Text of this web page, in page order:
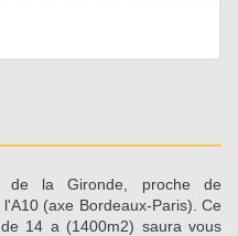
de la Gironde, proche de
(axe Bordeaux-Paris). Ce
14 a (1400m2) saura vous